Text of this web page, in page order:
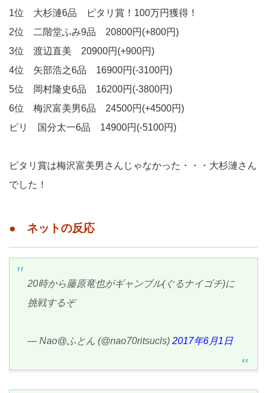
1位 大杉漣6品 ピタリ賞！100万円獲得！
2位 二階堂ふみ9品 20800円(+800円)
3位 渡辺直美 20900円(+900円)
4位 矢部浩之6品 16900円(-3100円)
5位 岡村隆史6品 16200円(-3800円)
6位 梅沢富美男6品 24500円(+4500円)
ビリ 国分太一6品 14900円(-5100円)
ピタリ賞は梅沢富美男さんじゃなかった・・・大杉漣さん
でした！
● ネットの反応
20時から藤原竜也がギャンブル(ぐるナイゴチ)に
挑戦するぞ
— Nao@ふとん (@nao70ritsucls) 2017年6月1日